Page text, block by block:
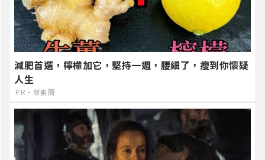
減肥首選，檸檬加它，堅持一週，腰細了，瘦到你懷疑
人生
PR・新素簡